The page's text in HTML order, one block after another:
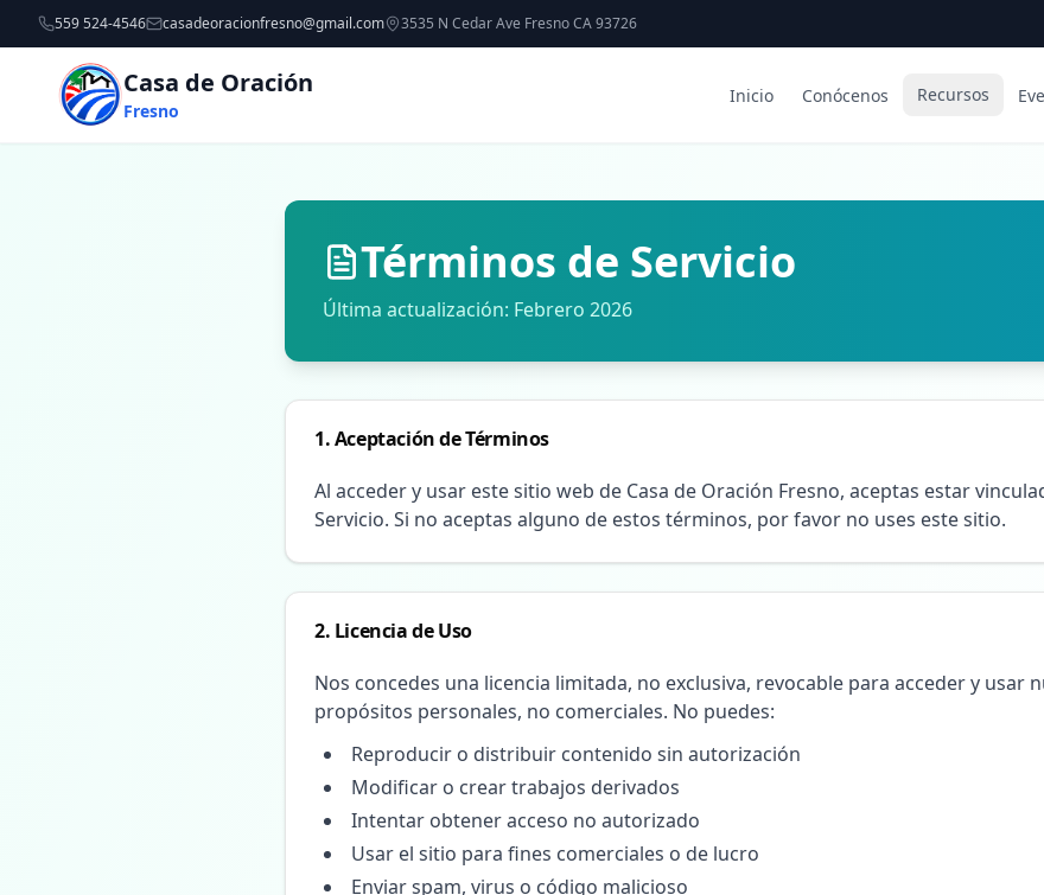
559 524-4546 casadeoracionfresno@gmail.com 3535 N Cedar Ave Fresno CA 93726
Casa de Oración
Fresno
Inicio Conócenos Recursos
Términos de Servicio
Última actualización: Febrero 2026
1. Aceptación de Términos
Al acceder y usar este sitio web de Casa de Oración Fresno, aceptas estar
Servicio. Si no aceptas alguno de estos términos, por favor no uses este sitio.
2. Licencia de Uso
Nos concedes una licencia limitada, no exclusiva, revocable para acceder y usar
propósitos personales, no comerciales. No puedes:
Reproducir o distribuir contenido sin autorización
Modificar o crear trabajos derivados
Intentar obtener acceso no autorizado
Usar el sitio para fines comerciales o de lucro
Enviar spam, virus o código malicioso